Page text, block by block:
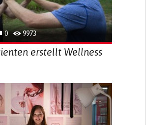
0 9973
erstellt Wellness